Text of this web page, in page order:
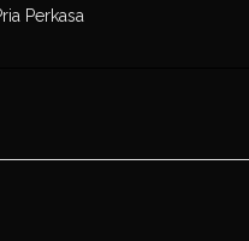
Perkasa